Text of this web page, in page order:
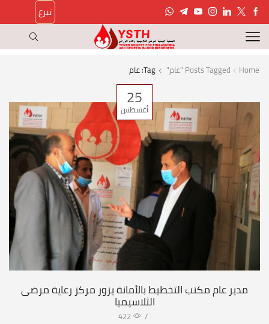
تبرع
Home Posts Tagged "عام" Tag: عام
25
أغسطس
مدير عام مكتب التخطيط بالأمانة يزور مركز رعاية مرضى
الثلاسيميا
/
422